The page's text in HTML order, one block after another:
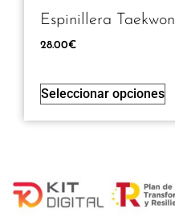
Espinillera
28.00€
Seleccionar opciones